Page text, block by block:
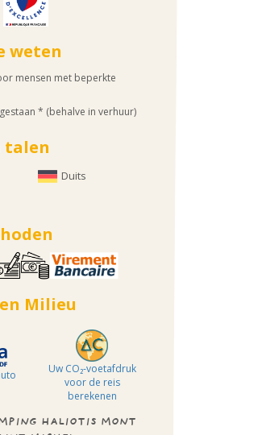
weten
mensen met beperkte
* (behalve in verhuur)
talen
Duits
Milieu
Uw CO₂-voetafdruk
voor de reis
berekenen
HALIOTIS MONT